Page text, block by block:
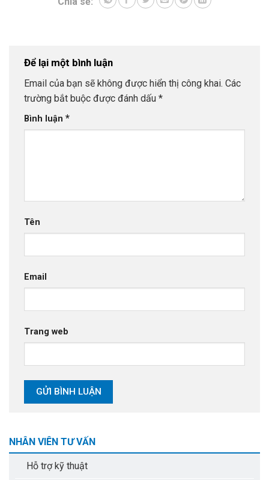
Để lại một bình luận
Email của bạn sẽ không được hiển thị công khai. Các
trường bắt buộc được đánh dấu *
Bình luận *
Tên
Email
Trang web
NHÂN VIÊN TƯ VẤN
Hỗ trợ kỹ thuật